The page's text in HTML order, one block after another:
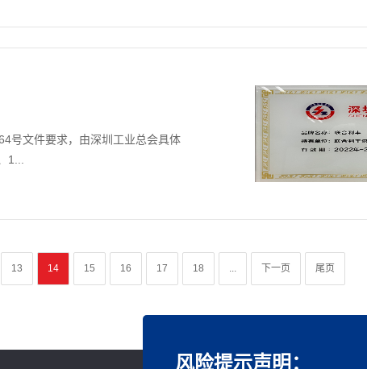
号文件要求，由深圳工业总会具体
1...
13 14 15 16 17 18 ... 下一页 尾页
风险提示声明：